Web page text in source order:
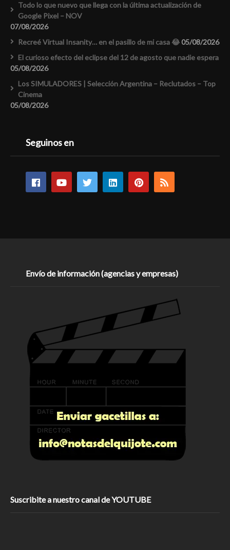
Todo lo que nuevo que llega con la última actualización de
Google Pixel – NOV
07/08/2026
Recreé Virtual Insanity… en el pasillo de mi casa 😂05/08/2026
El curioso efecto del eclipse del 12 de agosto que nadie espera
05/08/2026
Los SIMULADORES | Selección Argentina – Reclutados – Top
Cinema
05/08/2026
Seguinos en
Envío de información (agencias y empresas)
Suscribite a nuestro canal de YOUTUBE